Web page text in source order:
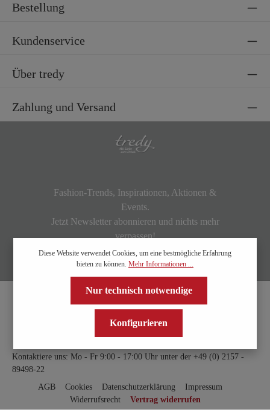
Bestellung
Kundenservice
Über tredy
Zahlung und Versand
Fashion-Trends, Inspirationen, Aktionen &
Events.
Jetzt Newsletter abonnieren und nichts mehr
verpassen!
Kontaktiere uns: Mo - Fr 9:00 - 17:00 Uhr unter der +49 (0) 2157 -
89498-22
AGB
Cookies Datenschutzerklärung
Impressum
Widerrufsrecht
Vertrag widerrufen
Diese Website verwendet Cookies, um eine bestmögliche Erfahrung
bieten zu können. Mehr Informationen ...
Nur technisch notwendige
Konfigurieren